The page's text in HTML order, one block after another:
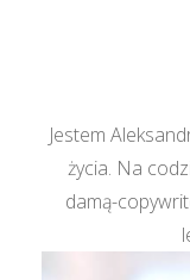
Jestem
życia. Na
damą-